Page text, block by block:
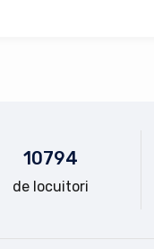
10794
de locuitori